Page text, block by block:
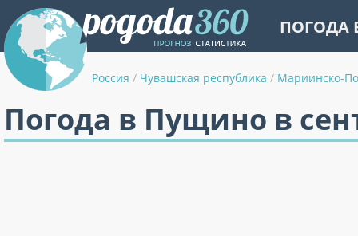
ПОГОДА
Россия / Чувашская республика / Мариинско-
Погода в Пущино в